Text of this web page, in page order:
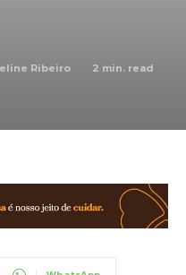
Ribeiro 2 min. read